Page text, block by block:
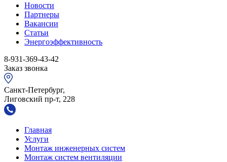
Новости
Партнеры
Вакансии
Статьи
Энергоэффективность
8-931-369-43-42
Заказ звонка
Санкт-Петербург,
Лиговский пр-т, 228
Главная
Услуги
Монтаж инженерных систем
Монтаж систем вентиляции